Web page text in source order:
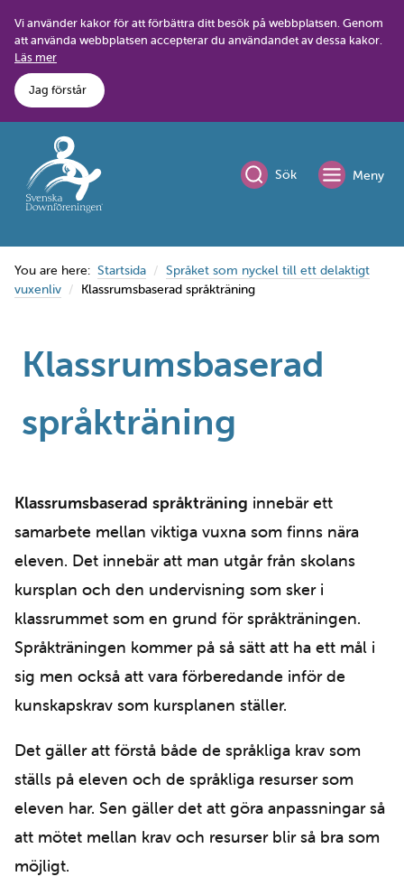
content
Vi använder kakor för att förbättra ditt besök på webbplatsen. Genom
att använda webbplatsen accepterar du användandet av dessa kakor.
Läs mer
Jag förstår
Sök Meny
You are here: Startsida
Språket som nyckel till ett delaktigt
vuxenliv
Klassrumsbaserad språkträning
Klassrumsbaserad
språkträning
Klassrumsbaserad språkträning innebär ett
samarbete mellan viktiga vuxna som finns nära
eleven. Det innebär att man utgår från skolans
kursplan och den undervisning som sker i
klassrummet som en grund för språkträningen.
Språkträningen kommer på så sätt att ha ett mål i
sig men också att vara förberedande inför de
kunskapskrav som kursplanen ställer.
Det gäller att förstå både de språkliga krav som
ställs på eleven och de språkliga resurser som
eleven har. Sen gäller det att göra anpassningar så
att mötet mellan krav och resurser blir så bra som
möjligt.